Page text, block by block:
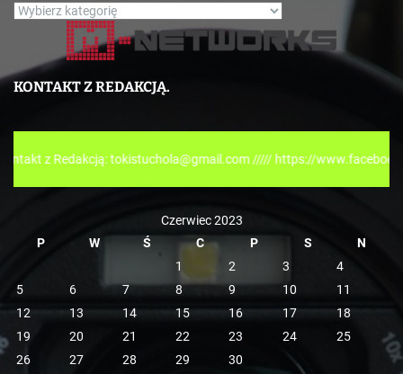
K
e
i
e
KONTAKT Z REDAKCJĄ.
tokistuchola@gmail.com ///// https://www.facebook.com/
Czerwiec 2023
P
W Ś C P S
N
1
2 3
4
5
6 7 8 9 10
11
12
13 14 15 16 17
18
19
20 21 22 23 24
25
26
27 28 29 30